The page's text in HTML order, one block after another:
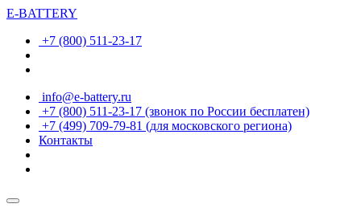
E-BATTERY
+7 (800) 511-23-17
info@e-battery.ru
+7 (800) 511-23-17 (звонок по России бесплатен)
+7 (499) 709-79-81 (для московского региона)
Контакты